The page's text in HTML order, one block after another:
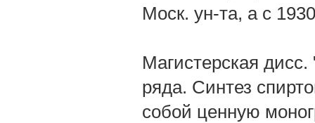
Моск. ун-та, а с
Магистерская
ряда. Синтез
собой ценную